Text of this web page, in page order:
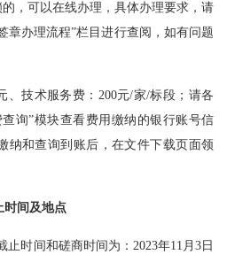
，可以在线办理，具体办理要求，请
章办理流程”栏目进行查阅，如有问题
、技术服务费：200元/家/标段；请各
询”模块查看费用缴纳的银行账号信
纳和查询到账后，在文件下载页面领
时间及地点
止时间和磋商时间为： 2023年11 月 3日